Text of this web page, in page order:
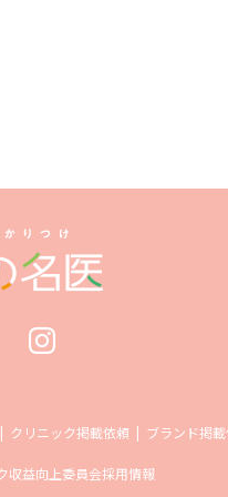
クリニック掲載依頼 ブランド掲
収益向上委員会採用情報